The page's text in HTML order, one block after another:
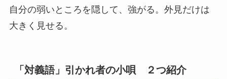
自分の弱いところを隠して、強がる。外見だけは
大きく見せる。
「対義語」引かれ者の小唄 ２つ紹介